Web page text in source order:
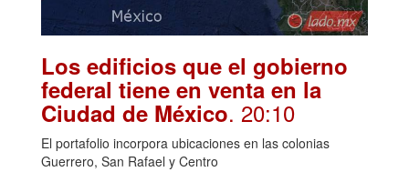
Los edificios que el gobierno
federal tiene en venta en la
Ciudad de México. 20:10
El portafolio incorpora ubicaciones en las colonias
Guerrero, San Rafael y Centro